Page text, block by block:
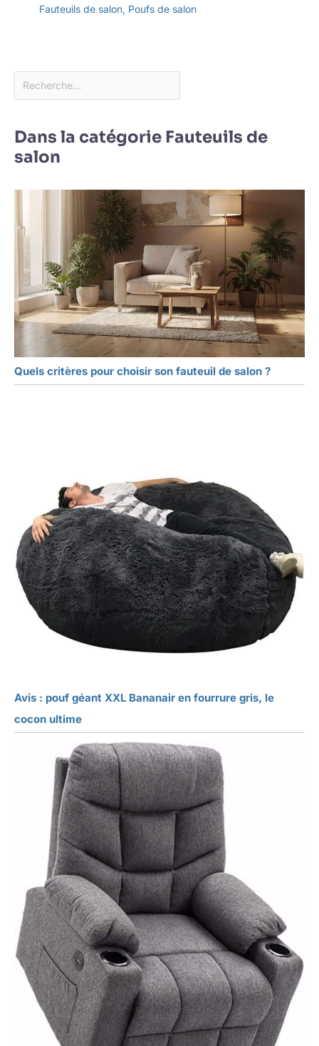
Fauteuils de salon, Poufs de salon
Dans la catégorie Fauteuils de
salon
Quels critères pour choisir son fauteuil de salon ?
Avis : pouf géant XXL Bananair en fourrure gris, le
cocon ultime